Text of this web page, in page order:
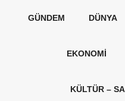
GÜNDEM DÜNYA
EKONOMI
KÜLTÜR –